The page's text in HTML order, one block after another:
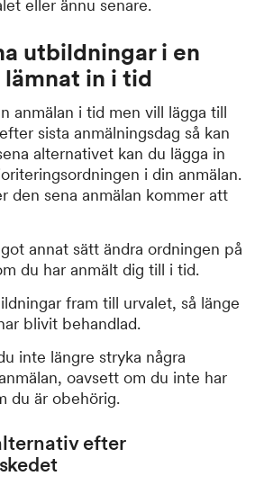
eller ännu senare.
utbildningar i en
lämnat in i tid
anmälan i tid men vill lägga till
sista anmälningsdag så kan
alternativet kan du lägga in
i din anmälan.
den sena anmälan kommer att
annat sätt ändra ordningen på
du har anmält dig till i tid.
fram till urvalet, så länge
blivit behandlad.
inte längre stryka några
oavsett om du inte har
du är obehörig.
efter